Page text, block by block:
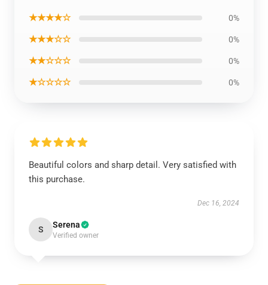
★★★★☆ 0%
★★★☆☆ 0%
★★☆☆☆ 0%
★☆☆☆☆ 0%
Beautiful colors and sharp detail. Very satisfied with
this purchase.
Dec 16, 2024
S Serena
Verified owner